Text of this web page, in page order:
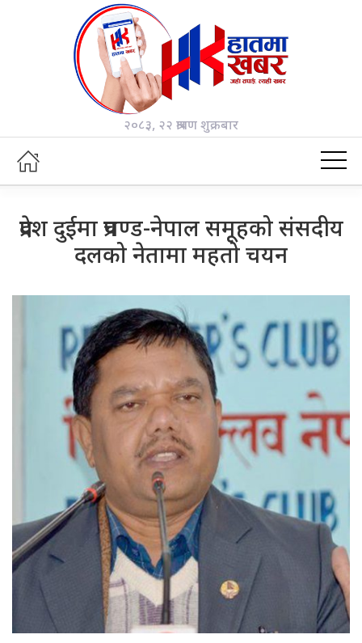
२०८३, २२ श्रावण शुक्रबार
प्रदेश दुईमा प्रचण्ड-नेपाल समूहको संसदीय
दलको नेतामा महतो चयन